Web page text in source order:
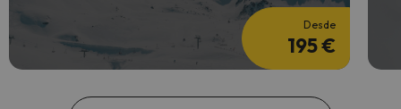
Desde
195 €